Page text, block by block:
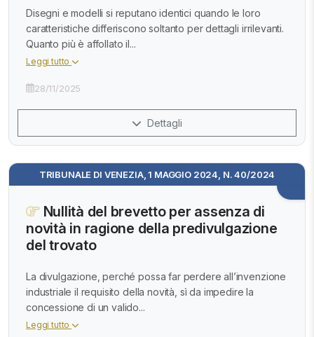
Disegni e modelli si reputano identici quando le loro
caratteristiche differiscono soltanto per dettagli irrilevanti.
Quanto più è affollato il...
Leggi tutto
28/11/2025
Dettagli
TRIBUNALE DI VENEZIA, 1 MAGGIO 2024, N. 40/2024
Nullità del brevetto per assenza di
novità in ragione della predivulgazione
del trovato
La divulgazione, perché possa far perdere all’invenzione
industriale il requisito della novità, sì da impedire la
concessione di un valido...
Leggi tutto